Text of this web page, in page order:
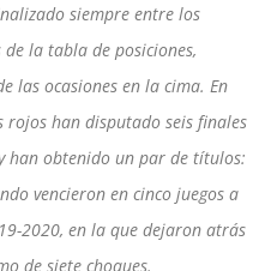
siempre entre los
la tabla de posiciones,
las ocasiones en la cima. En
rojos han disputado seis finales
han obtenido un par de títulos:
vencieron en cinco juegos a
2020, en la que dejaron atrás
de siete choques.